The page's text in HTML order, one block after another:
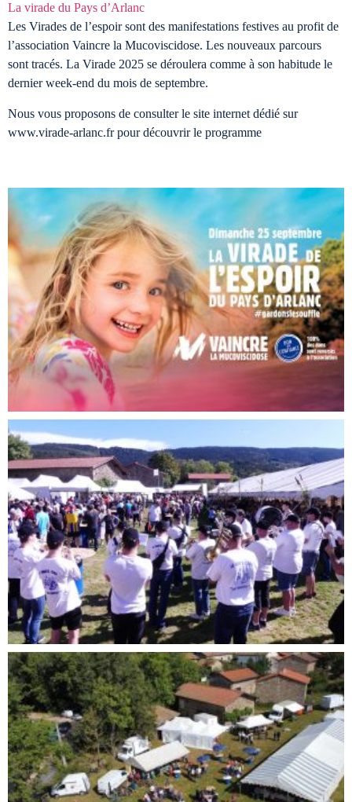
La virade du Pays d’Arlanc
Les Virades de l’espoir sont des manifestations festives au profit de
l’association Vaincre la Mucoviscidose. Les nouveaux parcours
sont tracés. La Virade 2025 se déroulera comme à son habitude le
dernier week-end du mois de septembre.
Nous vous proposons de consulter le site internet dédié sur
www.virade-arlanc.fr pour découvrir le programme